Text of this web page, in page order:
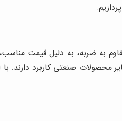
به ضربه، به دلیل قیمت
محصولات صنعتی کاربرد دارند.